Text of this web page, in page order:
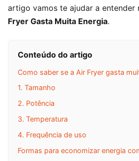
artigo vamos te ajudar a entender
Fryer Gasta Muita Energia.
Conteúdo do artigo
Como saber se a Air Fryer gasta
1. Tamanho
2. Potência
3. Temperatura
4. Frequência de uso
Formas para economizar energia